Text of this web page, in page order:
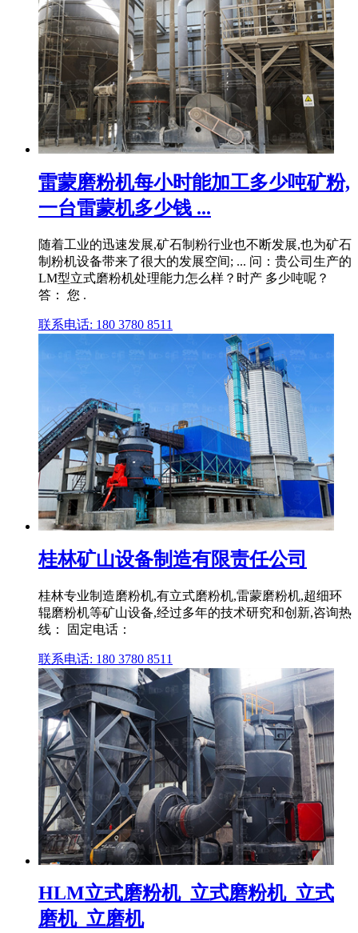
雷蒙磨粉机每小时能加工多少吨矿粉,
一台雷蒙机多少钱 ...
随着工业的迅速发展,矿石制粉行业也不断发展,也为矿石
制粉机设备带来了很大的发展空间; ... 问：贵公司生产的
LM型立式磨粉机处理能力怎么样？时产 多少吨呢？
答： 您 .
联系电话: 180 3780 8511
桂林矿山设备制造有限责任公司
桂林专业制造磨粉机,有立式磨粉机,雷蒙磨粉机,超细环
辊磨粉机等矿山设备,经过多年的技术研究和创新,咨询热
线： 固定电话：
联系电话: 180 3780 8511
HLM立式磨粉机_立式磨粉机_立式
磨机_立磨机